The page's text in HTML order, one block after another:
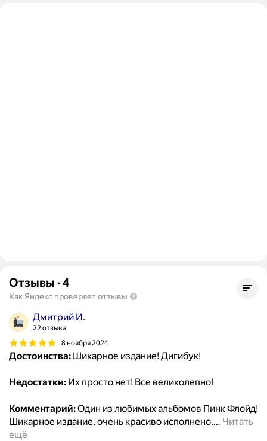
Отзывы ·4
Как Яндекс проверяет отзывы
Дмитрий И.
22 отзыва
8 ноября 2024
Достоинства: Шикарное издание! Дигибук!
Недостатки: Их просто нет! Все великолепно!
Комментарий:Один из любимых альбомов Пинк Флойд!
Шикарное издание, очень красиво исполнено,… Читать
ещё